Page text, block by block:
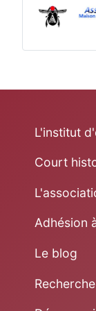
L'institut
Court
Adhésion
Le blog
Recherche